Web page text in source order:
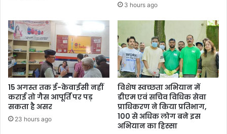
3 hours ago
15 अगस्त तक ई-केवाईसी नहीं
कराई तो गैस आपूर्ति पर पड़
सकता है असर
23 hours ago
विशेष स्वच्छता अभियान में
डीएम एवं सचिव विधिक सेवा
प्राधिकरण ने किया प्रतिभाग,
100 से अधिक लोग बने इस
अभियान का हिस्सा